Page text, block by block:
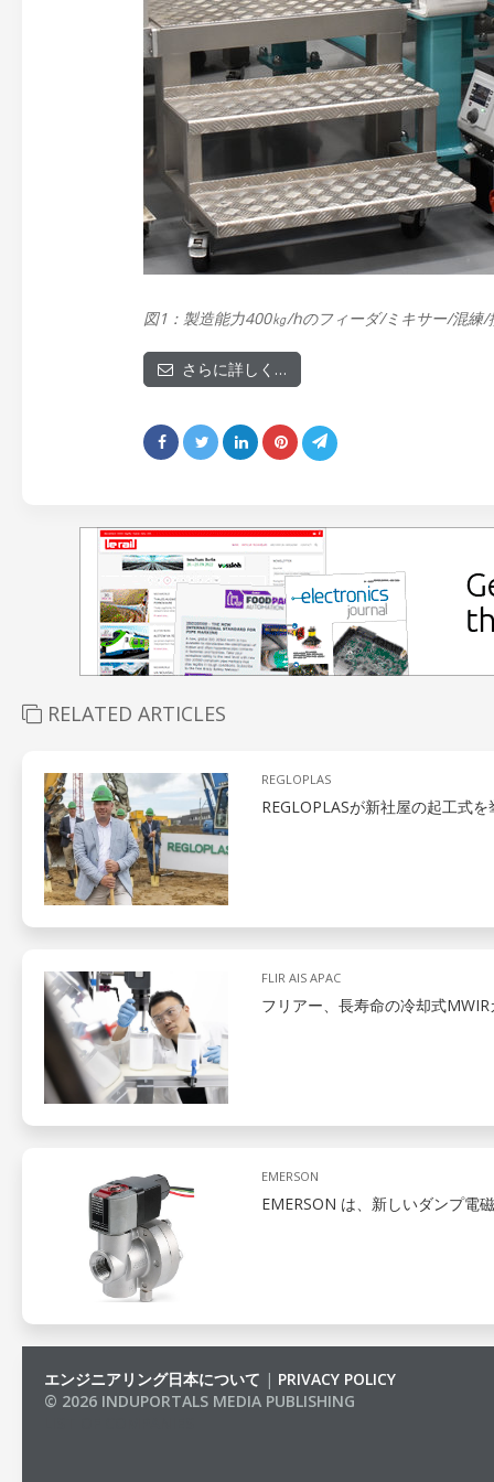
図1：製造能力400㎏/hのフィーダ/ミキサー/混
さらに詳しく…
RELATED ARTICLES
REGLOPLAS
REGLOPLASが新社屋の起工式を
FLIR AIS APAC
フリアー、長寿命の冷却式
EMERSON
EMERSON は、新しいダンプ電
エンジニアリング日本について | PRIVACY POLICY
© 2026 INDUPORTALS MEDIA PUBLISHING